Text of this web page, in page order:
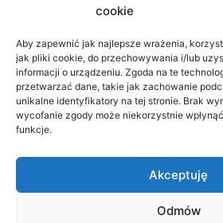
cookie
Aby zapewnić jak najlepsze wrażenia,
jak pliki cookie, do przechowywania i/lub
informacji o urządzeniu. Zgoda na te
przetwarzać dane, takie jak zachowanie
unikalne identyfikatory na tej stronie. Brak
wycofanie zgody może niekorzystnie
funkcje.
Akceptuję
Odmów
POZNAJ LEPIEJ NASZ
>Gołdap Mazurski Zdrój